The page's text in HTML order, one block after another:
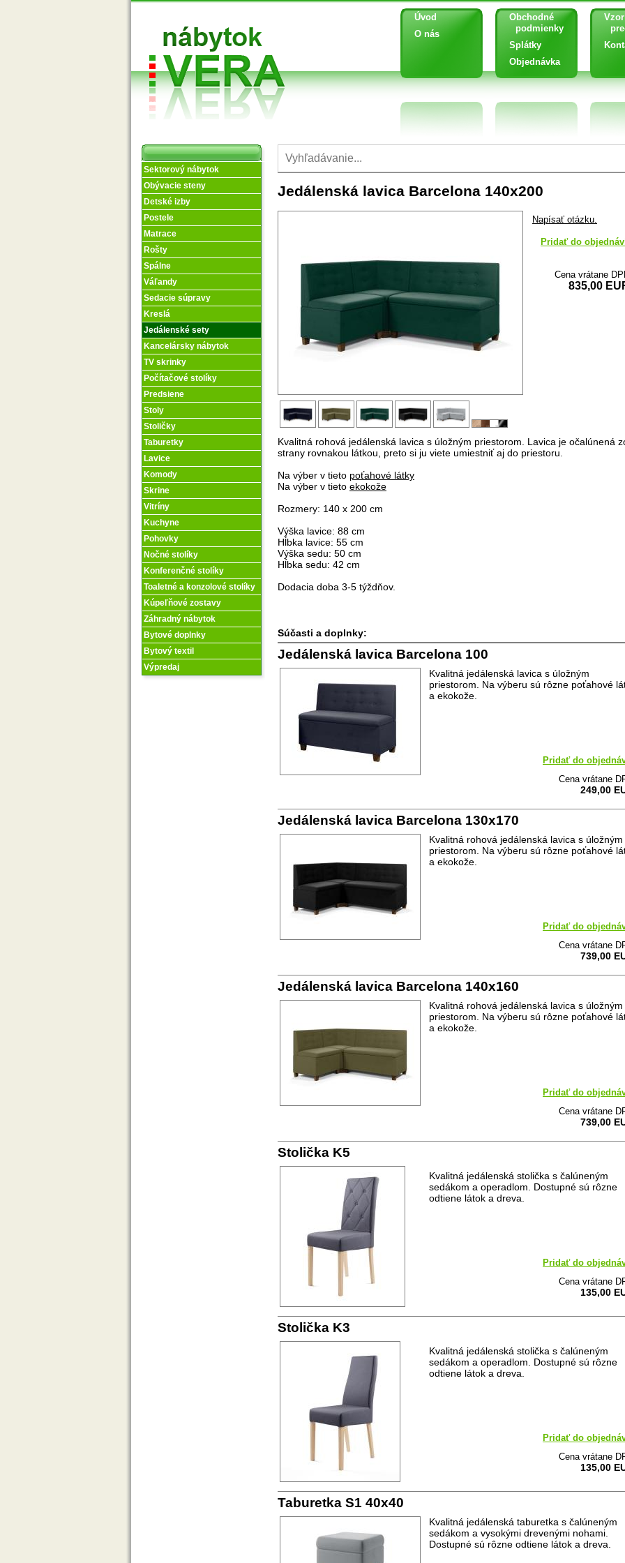
Úvod
O nás
Obchodné
podmienky
Splátky
Objednávka
Sektorový nábytok
Obývacie steny
Detské izby
Postele
Matrace
Rošty
Spálne
Váľandy
Sedacie súpravy
Kreslá
Jedálenské sety
Kancelársky nábytok
TV skrinky
Počítačové stolíky
Predsiene
Stoly
Stoličky
Taburetky
Lavice
Komody
Skrine
Vitríny
Kuchyne
Pohovky
Nočné stolíky
Konferenčné stolíky
Toaletné a konzolové stolíky
Kúpeľňové zostavy
Záhradný nábytok
Bytové doplnky
Bytový textil
Výpredaj
Jedálenská lavica Barcelona 140x200
Napísať otázku.
Pridať do
Cena vrátane
835,00
Kvalitná rohová jedálenská lavica s úložným priestorom. Lavica je očalúnená
strany rovnakou látkou, preto si ju viete umiestniť aj do priestoru.
Na výber v tieto poťahové látky
Na výber v tieto ekokože
Rozmery: 140 x 200 cm
Výška lavice: 88 cm
Hĺbka lavice: 55 cm
Výška sedu: 50 cm
Hĺbka sedu: 42 cm
Dodacia doba 3-5 týždňov.
Súčasti a doplnky:
Jedálenská lavica Barcelona 100
Kvalitná jedálenská lavica s úložným
priestorom. Na výberu sú rôzne poťahové
a ekokože.
Pridať do
Cena vrátane
249,00
Jedálenská lavica Barcelona 130x170
Kvalitná rohová jedálenská lavica s úložným
priestorom. Na výberu sú rôzne poťahové
a ekokože.
Pridať do
Cena vrátane
739,00
Jedálenská lavica Barcelona 140x160
Kvalitná rohová jedálenská lavica s úložným
priestorom. Na výberu sú rôzne poťahové
a ekokože.
Pridať do
Cena vrátane
739,00
Stolička K5
Kvalitná jedálenská stolička s čalúneným
sedákom a operadlom. Dostupné sú rôzne
odtiene látok a dreva.
Pridať do
Cena vrátane
135,00
Stolička K3
Kvalitná jedálenská stolička s čalúneným
sedákom a operadlom. Dostupné sú rôzne
odtiene látok a dreva.
Pridať do
Cena vrátane
135,00
Taburetka S1 40x40
Kvalitná jedálenská taburetka s čalúneným
sedákom a vysokými drevenými nohami.
Dostupné sú rôzne odtiene látok a dreva.